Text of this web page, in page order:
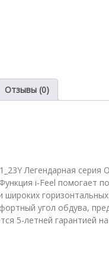
Отзывы (0)
Легендарная
i-Feel помогает
широких
угол обдува,
5-летней гарантией